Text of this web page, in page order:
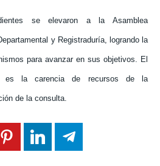
se elevaron a la Asamblea
y Registraduría, logrando la
para avanzar en sus objetivos. El
es la carencia de recursos de la
de la consulta.